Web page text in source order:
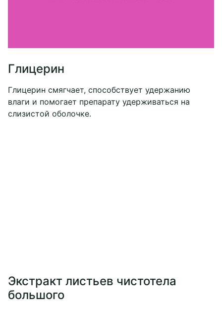
Глицерин
Глицерин смягчает, способствует удержанию
влаги и помогает препарату удерживаться на
слизистой оболочке.
Экстракт листьев чистотела
большого